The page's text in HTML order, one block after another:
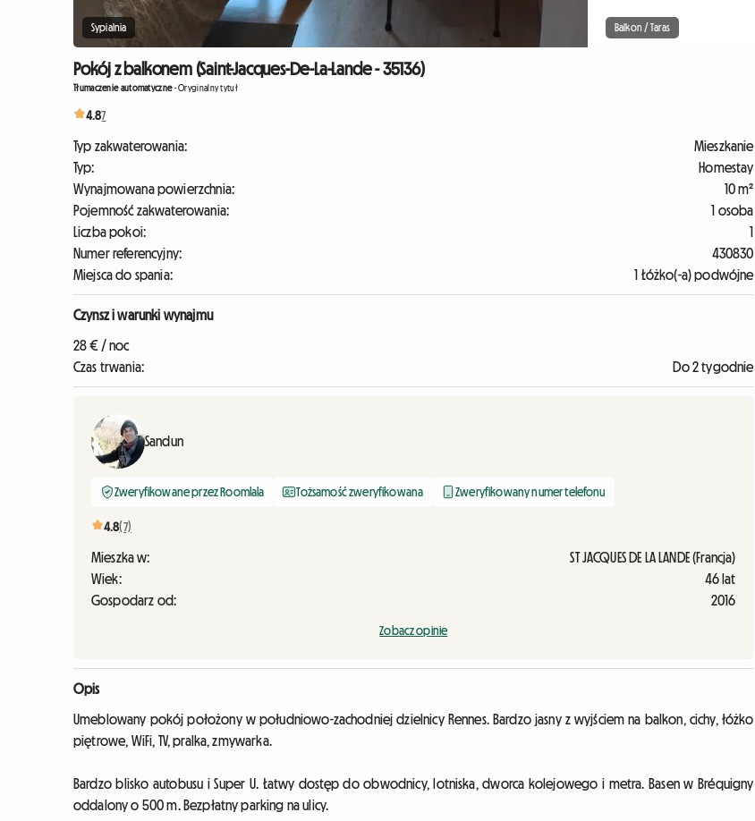
Sypialnia Balkon / Taras
Pokój z balkonem (Saint-Jacques-De-La-Lande - 35136)
Tłumaczenie automatyczne-Oryginalny tytuł
4.87
Typ zakwaterowania:
Mieszkanie
Typ:
Homestay
Wynajmowana powierzchnia:
10 m²
Pojemność zakwaterowania:
1 osoba
Liczba pokoi:
1
Numer referencyjny:
430830
Miejsca do spania:
1 Łóżko(-a) podwójne
Czynsz i warunki wynajmu
28 € / noc
Czas trwania:
Do 2 tygodnie
Sandun
Zweryfikowane przez Roomlala Tożsamość zweryfikowana Zweryfikowany numer telefonu
4.8(7)
Mieszka w:
ST JACQUES DE LA LANDE (Francja)
Wiek:
46 lat
Gospodarz od:
2016
Zobacz opinie
Opis
Umeblowany pokój położony w południowo-zachodniej dzielnicy Rennes. Bardzo jasny z wyjściem na balkon, cichy, łóżko
piętrowe, WiFi, TV, pralka, zmywarka.
Bardzo blisko autobusu i Super U. Łatwy dostęp do obwodnicy, lotniska, dworca kolejowego i metra. Basen w Bréquigny
oddalony o 500 m. Bezpłatny parking na ulicy.